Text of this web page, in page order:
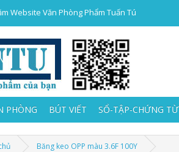
Website Văn Phòng Phẩm Tuấn Tú
PHÒNG BÚT VIẾT SỔ-TẬP-CHỨNG TỪ
Băng keo OPP màu 3.6F 100Y